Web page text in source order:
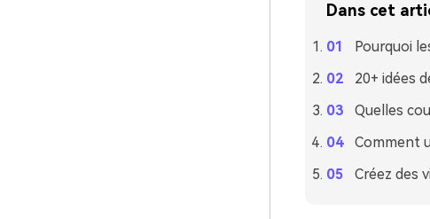
Dans cet
Pourquoi
20+ idées
Quelles
Comment
Créez des